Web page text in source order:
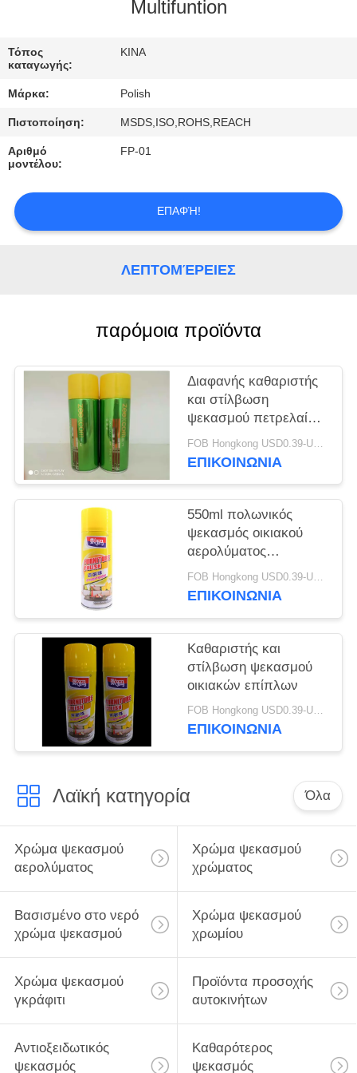
ΜΑΣ
ΕΛΆΤΕ
ΕΠΑΦΉ
ΜΕ
ΖΗΤΉΣΤΕ
ΈΝΑ
ΑΠΌΣΠΑΣΜΑ
Multifuntion
Τόπος
καταγωγής:
ΚΙΝΑ
Μάρκα: Polish
Πιστοποίηση: MSDS,ISO,ROHS,REACH
Αριθμό
μοντέλου:
FP-01
ΕΠΑΦΉ!
ΛΕΠΤΟΜΈΡΕΙΕΣ
παρόμοια προϊόντα
Διαφανής καθαριστής
και στίλβωση
ψεκασμού πετρελαίου
450ml Refinish
επίπλων
FOB Hongkong USD0.39-USD0.59 per piece MOQ:12000pcs/500ctns
ΕΠΙΚΟΙΝΩΝΙΑ
550ml πολωνικός
ψεκασμός οικιακού
αερολύματος
προσοχής
αυτοκινήτων
FOB Hongkong USD0.39-USD0.59 per piece MOQ:12000pcs/500ctns
ΕΠΙΚΟΙΝΩΝΙΑ
Καθαριστής και
στίλβωση ψεκασμού
οικιακών επίπλων
FOB Hongkong USD0.39-USD0.59 per piece MOQ:12000pcs/500ctns
ΕΠΙΚΟΙΝΩΝΙΑ
Λαϊκή κατηγορία Όλα
Χρώμα ψεκασμού
αερολύματος
Χρώμα ψεκασμού
χρώματος
Βασισμένο στο νερό
χρώμα ψεκασμού
Χρώμα ψεκασμού
χρωμίου
Χρώμα ψεκασμού
γκράφιτι
Προϊόντα προσοχής
αυτοκινήτων
Αντιοξειδωτικός
ψεκασμός
Καθαρότερος
ψεκασμός